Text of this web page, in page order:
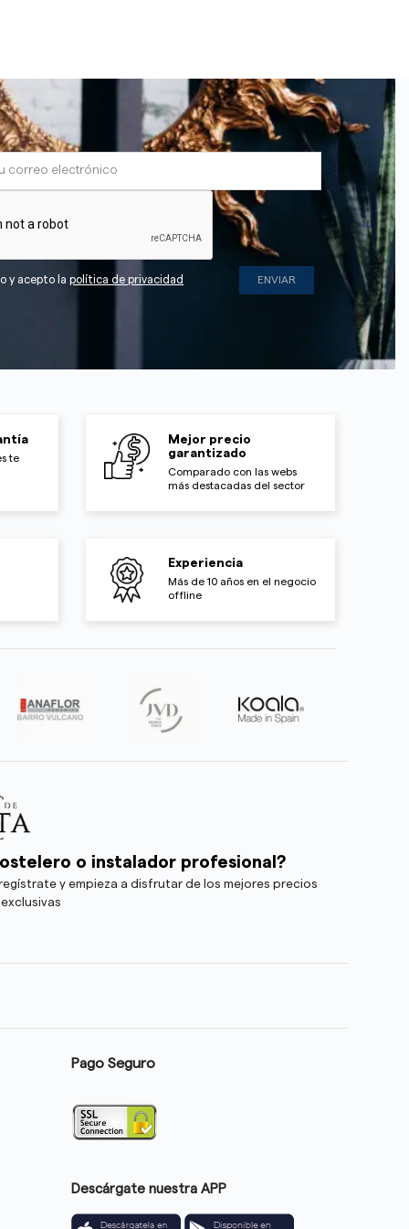
y acepto lapolítica de privacidad
te
Mejor precio
garantizado
Comparado con las webs
más destacadas del sector
Experiencia
Más de 10 años en el negocio
offline
o instalador profesional?
y empieza a disfrutar de los mejores precios
Pago Seguro
Descárgate nuestra APP